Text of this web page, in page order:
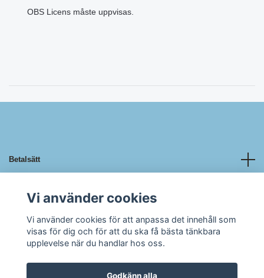
OBS Licens måste uppvisas.
Betalsätt
Övrigt
Vi använder cookies
Vi använder cookies för att anpassa det innehåll som
visas för dig och för att du ska få bästa tänkbara
upplevelse när du handlar hos oss.
Godkänn alla